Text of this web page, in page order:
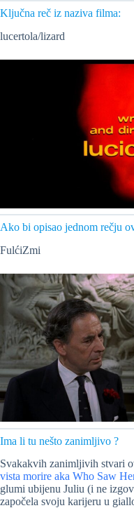
Ključna reč iz naziva filma:
lucertola/lizard
Ako bi opisao jednom rečju
FulćiZmi
Ima li tu nešto zanimljivo ?
Svakakvih zanimljivih stvari
vista morire aka Who Saw
glumi ubijenu Juliu (i ne
započela svoju karijeru u